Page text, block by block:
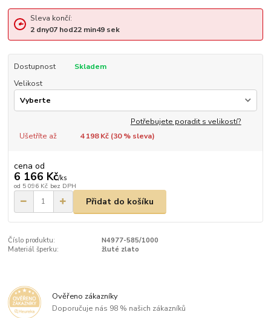
Sleva končí:
2 dny07hod22min48sek
Dostupnost
Skladem
Velikost
Potřebujete poradit s velikostí?
Ušetříte až
4 198 Kč (30% sleva)
cena od
6 166 Kč/ks
od 5 096 Kč bez DPH
Přidat do košíku
Číslo produktu:
N4977-585/1000
Materiál šperku:
žluté zlato
Ověřeno zákazníky
Doporučuje nás 98 % našich zákazníků